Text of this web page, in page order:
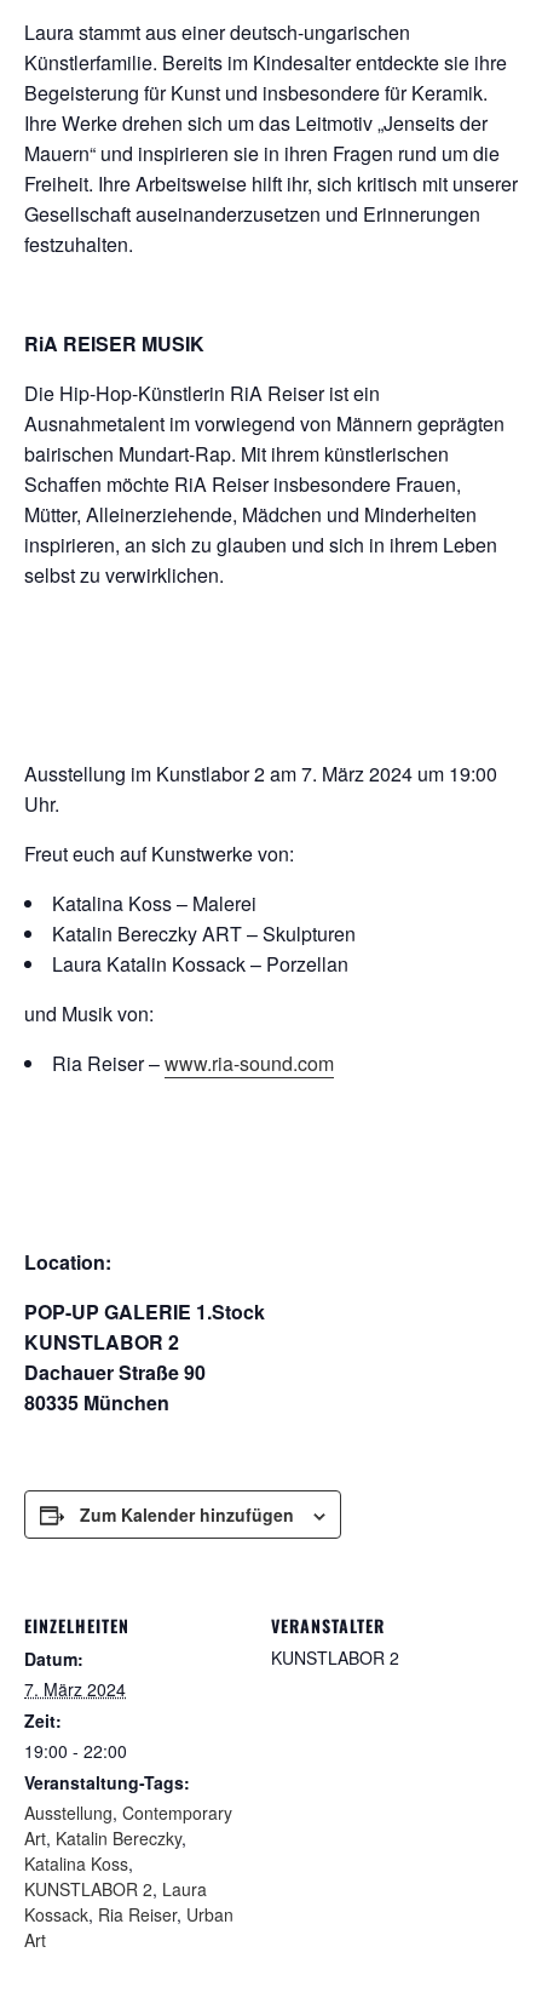
Laura stammt aus einer deutsch-ungarischen
Künstlerfamilie. Bereits im Kindesalter entdeckte sie ihre
Begeisterung für Kunst und insbesondere für Keramik.
Ihre Werke drehen sich um das Leitmotiv „Jenseits der
Mauern“ und inspirieren sie in ihren Fragen rund um die
Freiheit. Ihre Arbeitsweise hilft ihr, sich kritisch mit unserer
Gesellschaft auseinanderzusetzen und Erinnerungen
festzuhalten.
RiA REISER MUSIK
Die Hip-Hop-Künstlerin RiA Reiser ist ein
Ausnahmetalent im vorwiegend von Männern geprägten
bairischen Mundart-Rap. Mit ihrem künstlerischen
Schaffen möchte RiA Reiser insbesondere Frauen,
Mütter, Alleinerziehende, Mädchen und Minderheiten
inspirieren, an sich zu glauben und sich in ihrem Leben
selbst zu verwirklichen.
Ausstellung im Kunstlabor 2 am 7. März 2024 um 19:00
Uhr.
Freut euch auf Kunstwerke von:
Katalina Koss – Malerei
Katalin Bereczky ART – Skulpturen
Laura Katalin Kossack – Porzellan
und Musik von:
Ria Reiser –www.ria-sound.com
Location:
POP-UP GALERIE 1.Stock
KUNSTLABOR 2
Dachauer Straße 90
80335 München
Zum Kalender hinzufügen
EINZELHEITEN
Datum:
7. März 2024
Zeit:
19:00 - 22:00
Veranstaltung-Tags:
Ausstellung, Contemporary
Art, Katalin Bereczky,
Katalina Koss,
KUNSTLABOR 2, Laura
Kossack, Ria Reiser, Urban
Art
VERANSTALTER
KUNSTLABOR 2